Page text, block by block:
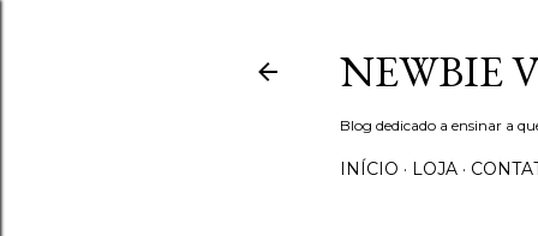
NEWBIE
Blog dedicado a ensinar a
INÍCIO LOJA